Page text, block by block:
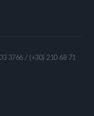
3766 / (+30) 210 68 71